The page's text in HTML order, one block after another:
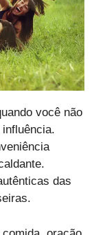
você não
das